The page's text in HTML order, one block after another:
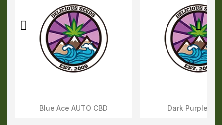
Aperçu Rapide
Blue Ace AUTO CBD Aperçu
Dark Purple